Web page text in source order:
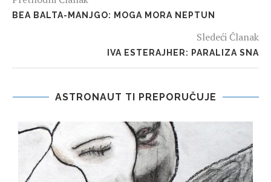
BEA BALTA-MANJGO: MOGA MORA NEPTUN
Sledeći Članak
IVA ESTERAJHER: PARALIZA SNA
ASTRONAUT TI PREPORUČUJE